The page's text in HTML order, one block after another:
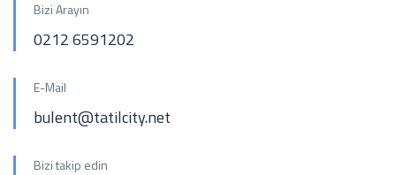
Bizi Arayın
0212 6591202
E-Mail
bulent@tatilcity.net
Bizi takip edin